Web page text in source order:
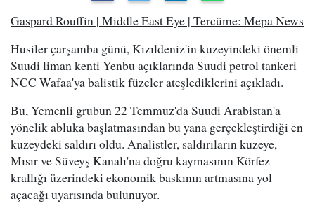
Gaspard Rouffin | Middle East Eye | Tercüme: Mepa News
Husiler çarşamba günü, Kızıldeniz'in kuzeyindeki önemli
Suudi liman kenti Yenbu açıklarında Suudi petrol tankeri
NCC Wafaa'ya balistik füzeler ateşlediklerini açıkladı.
Bu, Yemenli grubun 22 Temmuz'da Suudi Arabistan'a
yönelik abluka başlatmasından bu yana gerçekleştirdiği en
kuzeydeki saldırı oldu. Analistler, saldırıların kuzeye,
Mısır ve Süveyş Kanalı'na doğru kaymasının Körfez
krallığı üzerindeki ekonomik baskının artmasına yol
açacağı uyarısında bulunuyor.